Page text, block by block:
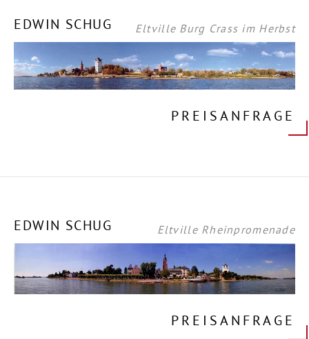
EDWIN SCHUG Eltville Burg Crass im Herbst
PREISANFRAGE
EDWIN SCHUG Eltville Rheinpromenade
PREISANFRAGE